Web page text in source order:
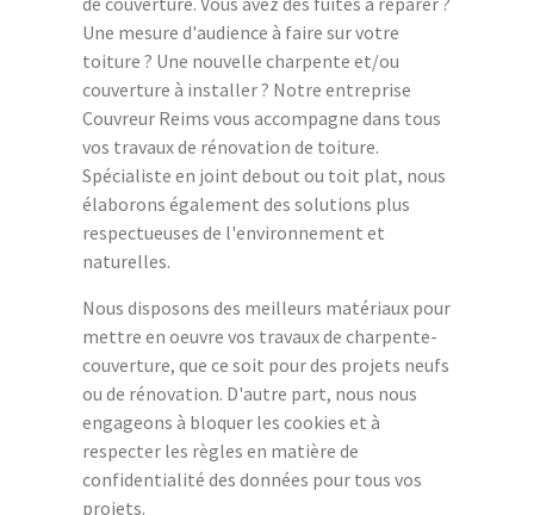
Une mesure d'audience à faire sur votre
toiture ? Une nouvelle charpente et/ou
couverture à installer ? Notre entreprise
Couvreur Reims vous accompagne dans tous
vos travaux de rénovation de toiture.
Spécialiste en joint debout ou toit plat, nous
élaborons également des solutions plus
respectueuses de l'environnement et
naturelles.
Nous disposons des meilleurs matériaux pour
mettre en oeuvre vos travaux de charpente-
couverture, que ce soit pour des projets neufs
ou de rénovation. D'autre part, nous nous
engageons à bloquer les cookies et à
respecter les règles en matière de
confidentialité des données pour tous vos
projets.